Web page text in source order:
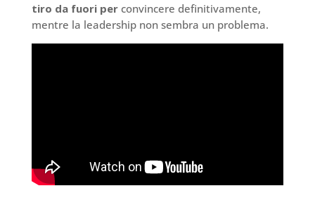
tiro da fuori perconvincere definitivamente,
mentre la leadership non sembra un problema.